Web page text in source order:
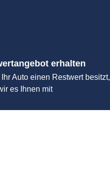
erhalten
Auto einen Restwert besitzt,
es Ihnen mit